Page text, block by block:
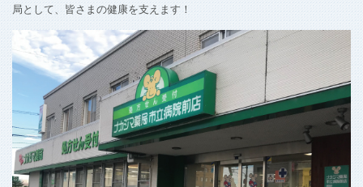
局として、皆さまの健康を支えます！